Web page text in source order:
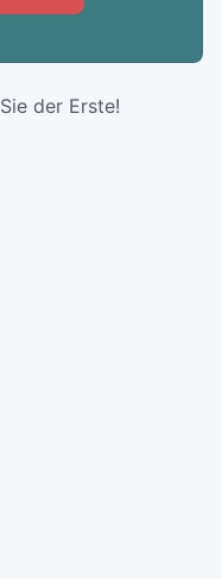
der Erste!